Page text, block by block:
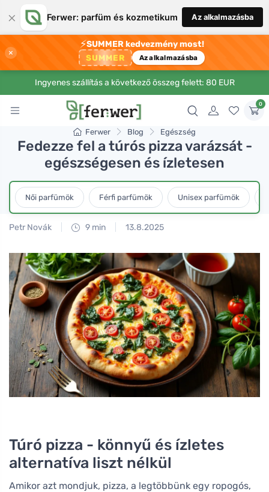
× Ferwer: parfüm és kozmetikum Az alkalmazásba
×
⚡SUMMER kedvezmény most!
SUMMER Az alkalmazásba
Ingyenes szállítás a következő összeg felett: 80 EUR
0
Ferwer Blog Egészség
Fedezze fel a túrós pizza varázsát -
egészségesen és ízletesen
Női parfümök Férfi parfümök Unisex parfümök
Petr Novák 9 min 13.8.2025
Túró pizza - könnyű és ízletes
alternatíva liszt nélkül
Amikor azt mondjuk, pizza, a legtöbbünk egy ropogós,